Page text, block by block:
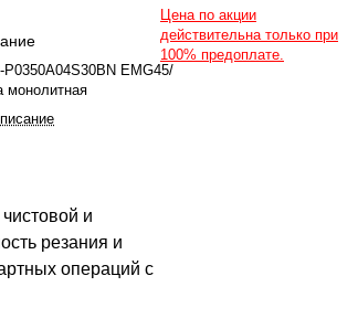
P0350A04S30BN EMG45/
монолитная
Цена по акции
действительна только при
100% предоплате.
и
резания и
операций с